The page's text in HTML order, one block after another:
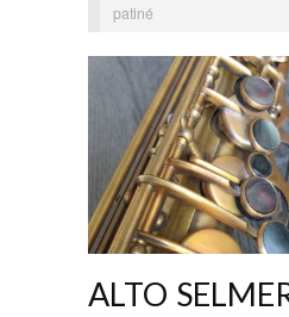
patiné
ALTO